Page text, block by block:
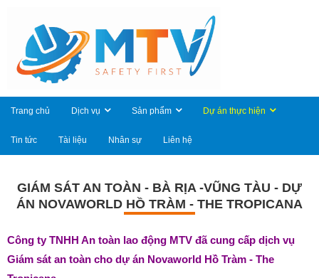
Trang chủ Dịch vụ Sản phẩm Dự án thực hiện
Tin tức Tài liệu Nhân sự Liên hệ
GIÁM SÁT AN TOÀN - BÀ RỊA -VŨNG TÀU - DỰ
ÁN NOVAWORLD HỒ TRÀM - THE TROPICANA
Công ty TNHH An toàn lao động MTV đã cung cấp dịch vụ
Giám sát an toàn cho dự án Novaworld Hồ Tràm - The